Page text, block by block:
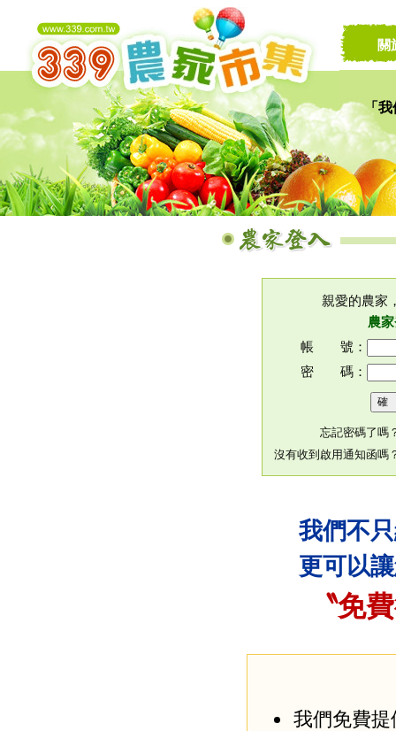
「我
讓
關
親愛的農家
農
帳 號：
密 碼：
忘記密碼了嗎
沒有收到啟用通知函嗎
我們不
更可以
〝免
我們免費